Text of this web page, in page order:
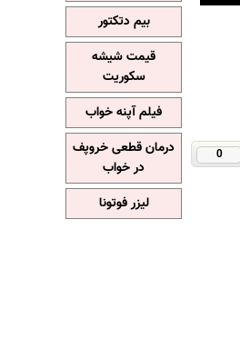
0
بیم دتکتور
قیمت شیشه
سکوریت
فیلم آپنه خواب
درمان قطعی خروپف
در خواب
لیزر فوتونا